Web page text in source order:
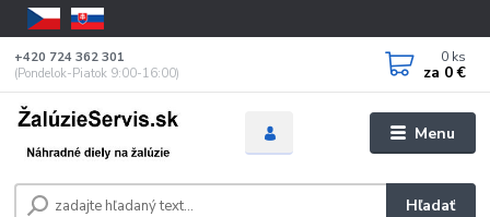
Menu
Hľadať
+420 724 362 301
(Pondelok-Piatok 9:00-16:00)
0 ks
za 0 €